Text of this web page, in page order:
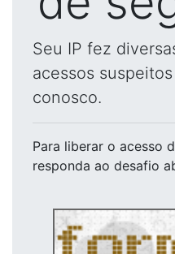
Seu IP fez
acessos
conosco.
Para liberar o acesso
responda ao desafio